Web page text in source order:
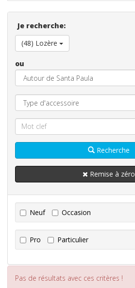
Je recherche:
(48) Lozère
ou
Recherche
Remise à zéro
Neuf Occasion
Pro Particulier
Pas de résultats avec ces critères !